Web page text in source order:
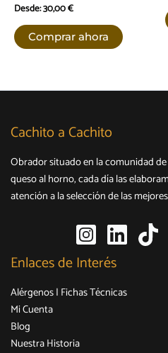
Desde:30,00€
Comprar ahora
producto
variantes.
pueden
elegir
en
página
de
Cachito a Cachito
Obrador situado en la comunidad
queso al horno, cada día las
atención a la selección de las
(se abre en una
(se abre en
(se
Enlaces de Interés
Alérgenos | Fichas Técnicas
Mi Cuenta
Blog
Nuestra Historia